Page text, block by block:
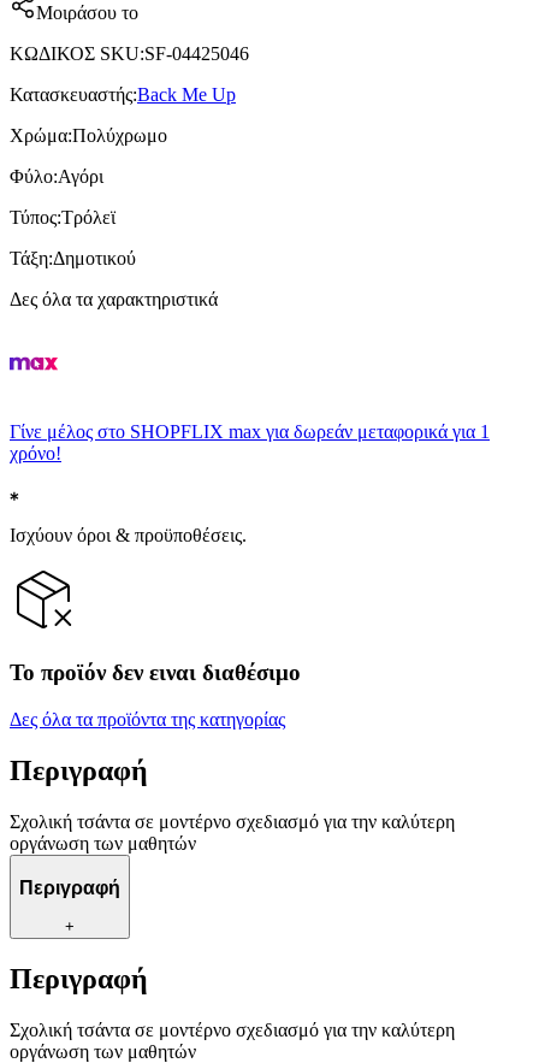
Μοιράσου το
ΚΩΔΙΚΟΣ SKU:SF-04425046
Κατασκευαστής:Back Me Up
Χρώμα:Πολύχρωμο
Φύλο:Αγόρι
Τύπος:Τρόλεϊ
Τάξη:Δημοτικού
Δες όλα τα χαρακτηριστικά
Γίνε μέλος στο SHOPFLIX max για δωρεάν μεταφορικά για 1
χρόνο!
Ισχύουν όροι & προϋποθέσεις.
Το προϊόν δεν ειναι διαθέσιμο
Δες όλα τα προϊόντα της κατηγορίας
Περιγραφή
Σχολική τσάντα σε μοντέρνο σχεδιασμό για την καλύτερη
οργάνωση των μαθητών
Περιγραφή
+
Περιγραφή
Σχολική τσάντα σε μοντέρνο σχεδιασμό για την καλύτερη
οργάνωση των μαθητών